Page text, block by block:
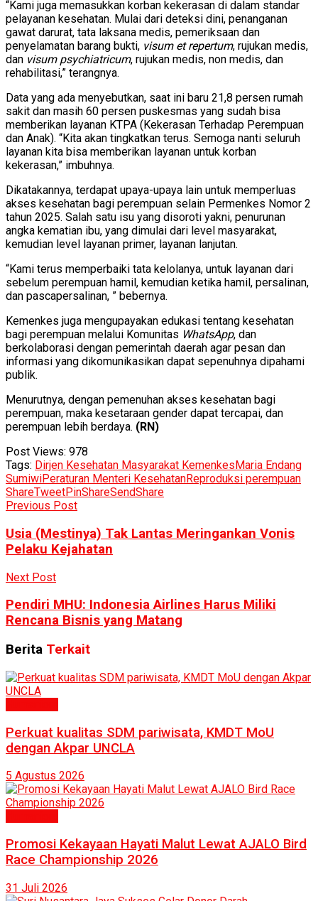
“Kami juga memasukkan korban kekerasan di dalam standar
pelayanan kesehatan. Mulai dari deteksi dini, penanganan
gawat darurat, tata laksana medis, pemeriksaan dan
penyelamatan barang bukti, visum et repertum, rujukan medis,
dan visum psychiatricum, rujukan medis, non medis, dan
rehabilitasi,” terangnya.
Data yang ada menyebutkan, saat ini baru 21,8 persen rumah
sakit dan masih 60 persen puskesmas yang sudah bisa
memberikan layanan KTPA (Kekerasan Terhadap Perempuan
dan Anak). “Kita akan tingkatkan terus. Semoga nanti seluruh
layanan kita bisa memberikan layanan untuk korban
kekerasan,” imbuhnya.
Dikatakannya, terdapat upaya-upaya lain untuk memperluas
akses kesehatan bagi perempuan selain Permenkes Nomor 2
tahun 2025. Salah satu isu yang disoroti yakni, penurunan
angka kematian ibu, yang dimulai dari level masyarakat,
kemudian level layanan primer, layanan lanjutan.
“Kami terus memperbaiki tata kelolanya, untuk layanan dari
sebelum perempuan hamil, kemudian ketika hamil, persalinan,
dan pascapersalinan, ” bebernya.
Kemenkes juga mengupayakan edukasi tentang kesehatan
bagi perempuan melalui Komunitas WhatsApp, dan
berkolaborasi dengan pemerintah daerah agar pesan dan
informasi yang dikomunikasikan dapat sepenuhnya dipahami
publik.
Menurutnya, dengan pemenuhan akses kesehatan bagi
perempuan, maka kesetaraan gender dapat tercapai, dan
perempuan lebih berdaya. (RN)
Post Views: 978
Tags: Dirjen Kesehatan Masyarakat Kemenkes Maria Endang
SumiwiPeraturan Menteri KesehatanReproduksi perempuan
ShareTweetPinShareSendShare
Previous Post
Usia (Mestinya) Tak Lantas Meringankan Vonis
Pelaku Kejahatan
Next Post
Pendiri MHU: Indonesia Airlines Harus Miliki
Rencana Bisnis yang Matang
Berita Terkait
Perkuat kualitas SDM pariwisata, KMDT MoU
dengan Akpar UNCLA
5 Agustus 2026
Promosi Kekayaan Hayati Malut Lewat AJALO Bird
Race Championship 2026
31 Juli 2026